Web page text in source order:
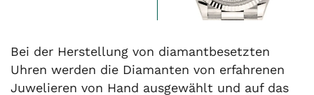
Bei der Herstellung von diamantbesetzten
Uhren werden die Diamanten von erfahrenen
Juwelieren von Hand ausgewählt und auf das